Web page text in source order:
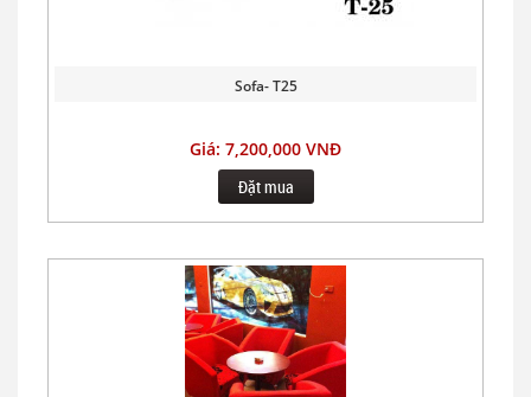
Sofa- T25
Giá: 7,200,000 VNĐ
Đặt mua